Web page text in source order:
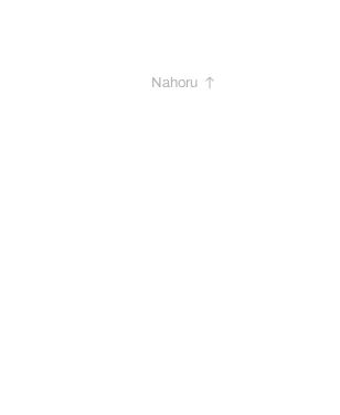
Nahoru